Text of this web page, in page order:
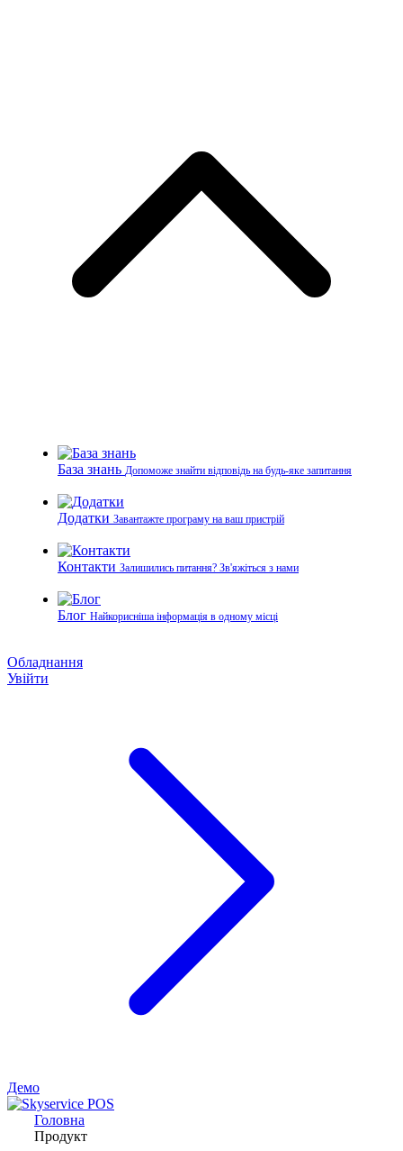
База знань Допоможе знайти відповідь на будь-яке запитання
Додатки Завантажте програму на ваш пристрій
Контакти Залишились питання? Зв'яжіться з нами
Блог Найкорисніша інформація в одному місці
Обладнання
Увійти
Демо
Головна
Продукт